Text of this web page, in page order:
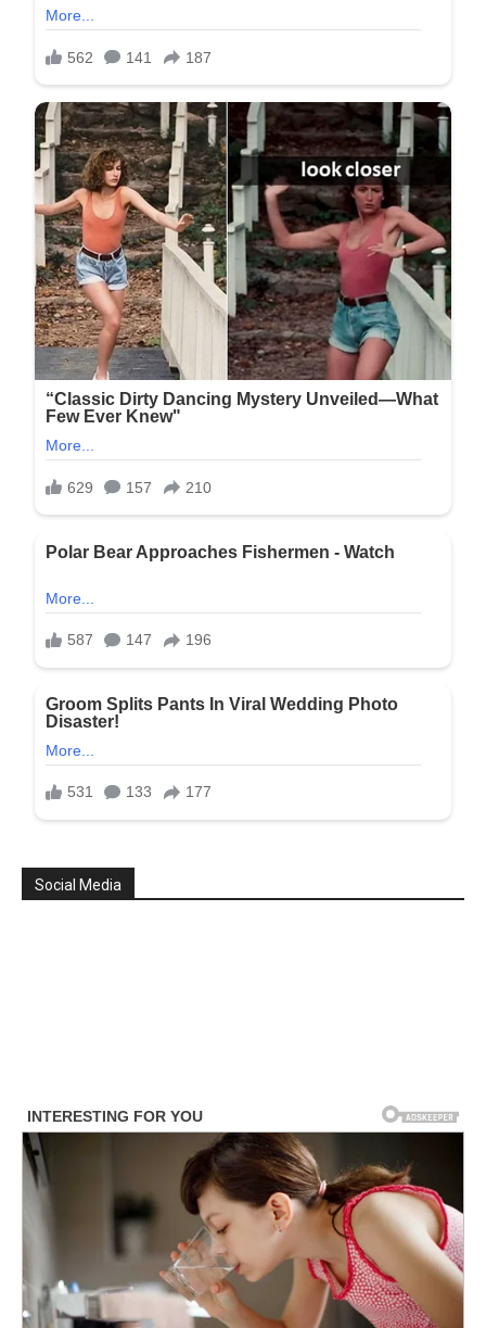
Social Media